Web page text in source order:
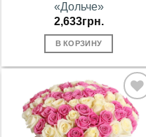
«Дольче»
2,633грн.
В КОРЗИНУ
В
избранное